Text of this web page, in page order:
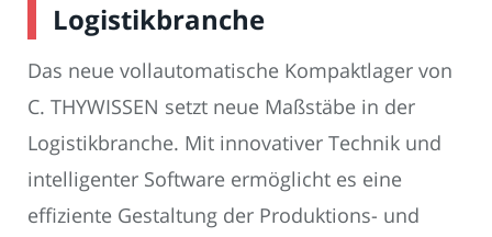
Logistikbranche
Das neue vollautomatische Kompaktlager von
C. THYWISSEN setzt neue Maßstäbe in der
Logistikbranche. Mit innovativer Technik und
intelligenter Software ermöglicht es eine
effiziente Gestaltung der Produktions- und